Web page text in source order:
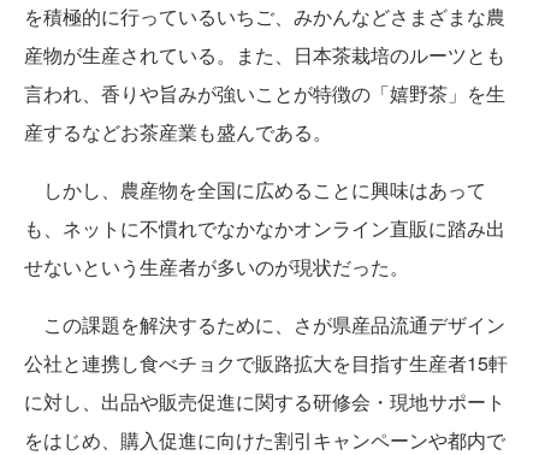
を積極的に行っているいちご、みかんなどさまざまな農
産物が生産されている。また、日本茶栽培のルーツとも
言われ、香りや旨みが強いことが特徴の「嬉野茶」を生
産するなどお茶産業も盛んである。
しかし、農産物を全国に広めることに興味はあって
も、ネットに不慣れでなかなかオンライン直販に踏み出
せないという生産者が多いのが現状だった。
この課題を解決するために、さが県産品流通デザイン
公社と連携し食べチョクで販路拡大を目指す生産者15軒
に対し、出品や販売促進に関する研修会・現地サポート
をはじめ、購入促進に向けた割引キャンペーンや都内で